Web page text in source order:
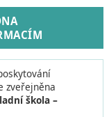
zveřejněna
škola –